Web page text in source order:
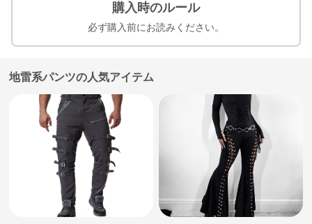
購入時のルール
必ず購入前にお読みください。
地雷系パンツの人気アイテム